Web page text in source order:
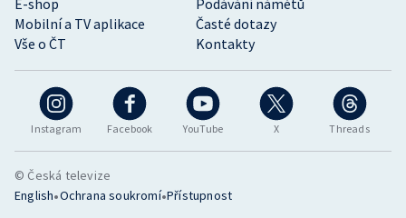
Instagram Facebook YouTube X Threads
E-shop
Podávání námětů
Mobilní a TV aplikace
Časté dotazy
Vše o ČT
Kontakty
© Česká televize
English•Ochrana soukromí•Přístupnost